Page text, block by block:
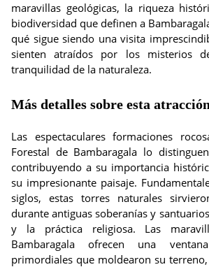
maravillas geológicas, la riqueza
biodiversidad que definen a
qué sigue siendo una visita
sienten atraídos por los misterios
tranquilidad de la naturaleza.
Más detalles sobre esta atracción
Las espectaculares formaciones
Forestal de Bambaragala lo
contribuyendo a su importancia
su impresionante paisaje.
siglos, estas torres naturales
durante antiguas soberanías y
y la práctica religiosa. Las
Bambaragala ofrecen una
primordiales que moldearon su